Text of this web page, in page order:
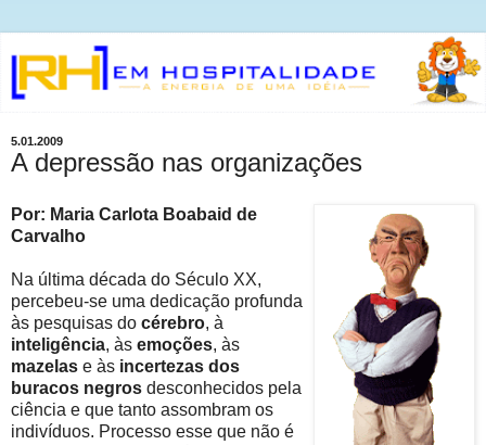
5.01.2009
A depressão nas organizações
Por: Maria Carlota Boabaid de
Carvalho
Na última década do Século XX,
percebeu-se uma dedicação profunda
às pesquisas do cérebro, à
inteligência, às emoções, às
mazelas e às incertezas dos
buracos negros desconhecidos pela
ciência e que tanto assombram os
indivíduos. Processo esse que não é